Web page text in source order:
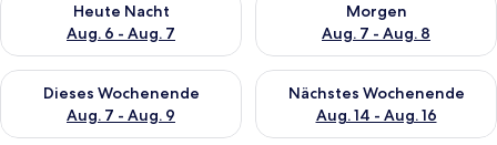
Heute Nacht
Aug. 6 - Aug. 7
Morgen
Aug. 7 - Aug. 8
Dieses Wochenende
Aug. 7 - Aug. 9
Überprüfe die Verfügbarkeit für dieses Wochenende, Aug. 7
Nächstes Wochenende
Aug. 14 - Aug. 16
Überprüfe die Verfügbarkeit